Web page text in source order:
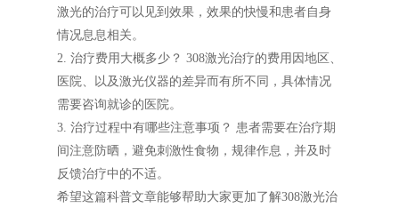
激光的治疗可以见到效果，效果的快慢和患者自身
情况息息相关。
2. 治疗费用大概多少？ 308激光治疗的费用因地区、
医院、以及激光仪器的差异而有所不同，具体情况
需要咨询就诊的医院。
3. 治疗过程中有哪些注意事项？ 患者需要在治疗期
间注意防晒，避免刺激性食物，规律作息，并及时
反馈治疗中的不适。
希望这篇科普文章能够帮助大家更加了解308激光治